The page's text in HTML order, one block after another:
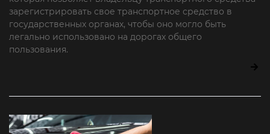
зарегистрировать свое транспортное средство в
государственных органах, чтобы оно могло быть
легально использовано на дорогах общего
пользования.